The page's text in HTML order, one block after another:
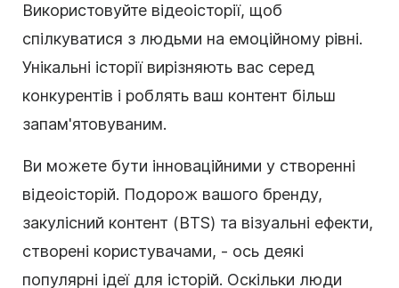
Використовуйте відеоісторії, щоб
спілкуватися з людьми на емоційному рівні.
Унікальні історії вирізняють вас серед
конкурентів і роблять ваш контент більш
запам'ятовуваним.
Ви можете бути інноваційними у створенні
відеоісторій. Подорож вашого бренду,
закулісний контент (BTS) та візуальні ефекти,
створені користувачами, - ось деякі
популярні ідеї для історій. Оскільки люди